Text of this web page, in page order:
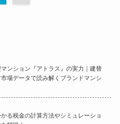
ンション『アトラス』の実力｜建替
場データで読み解くブランドマンシ
る税金の計算方法やシミュレーショ